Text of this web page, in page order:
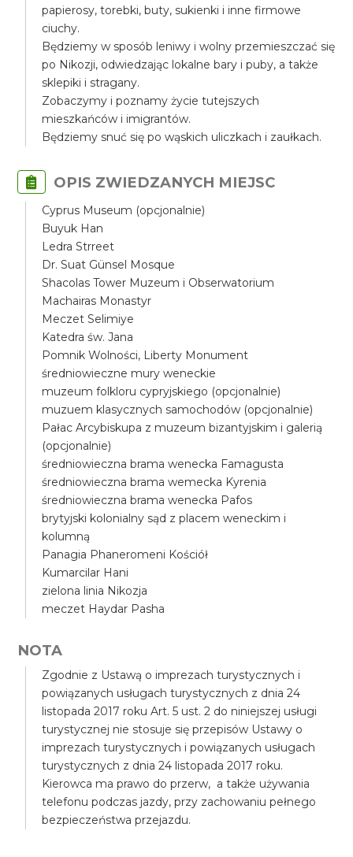
papierosy, torebki, buty, sukienki i inne firmowe
ciuchy.
Będziemy w sposób leniwy i wolny przemieszczać się
po Nikozji, odwiedzając lokalne bary i puby, a także
sklepiki i stragany.
Zobaczymy i poznamy życie tutejszych
mieszkańców i imigrantów.
Będziemy snuć się po wąskich uliczkach i zaułkach.
OPIS ZWIEDZANYCH MIEJSC
Cyprus Museum (opcjonalnie)
Buyuk Han
Ledra Strreet
Dr. Suat Günsel Mosque
Shacolas Tower Muzeum i Obserwatorium
Machairas Monastyr
Meczet Selimiye
Katedra św. Jana
Pomnik Wolności, Liberty Monument
średniowieczne mury weneckie
muzeum folkloru cypryjskiego (opcjonalnie)
muzuem klasycznych samochodów (opcjonalnie)
Pałac Arcybiskupa z muzeum bizantyjskim i galerią
(opcjonalnie)
średniowieczna brama wenecka Famagusta
średniowieczna brama wemecka Kyrenia
średniowieczna brama wenecka Pafos
brytyjski kolonialny sąd z placem weneckim i
kolumną
Panagia Phaneromeni Kościół
Kumarcilar Hani
zielona linia Nikozja
meczet Haydar Pasha
NOTA
Zgodnie z Ustawą o imprezach turystycznych i
powiązanych usługach turystycznych z dnia 24
listopada 2017 roku Art. 5 ust. 2 do niniejszej usługi
turystycznej nie stosuje się przepisów Ustawy o
imprezach turystycznych i powiązanych usługach
turystycznych z dnia 24 listopada 2017 roku.
Kierowca ma prawo do przerw, a także używania
telefonu podczas jazdy, przy zachowaniu pełnego
bezpieczeństwa przejazdu.